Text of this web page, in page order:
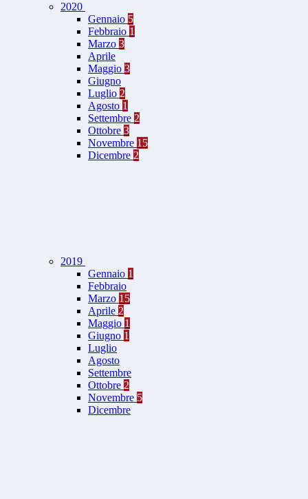
2020
Gennaio 5
Febbraio 1
Marzo 3
Aprile
Maggio 3
Giugno
Luglio 2
Agosto 1
Settembre 2
Ottobre 3
Novembre 15
Dicembre 2
2019
Gennaio 1
Febbraio
Marzo 15
Aprile 2
Maggio 1
Giugno 1
Luglio
Agosto
Settembre
Ottobre 2
Novembre 5
Dicembre